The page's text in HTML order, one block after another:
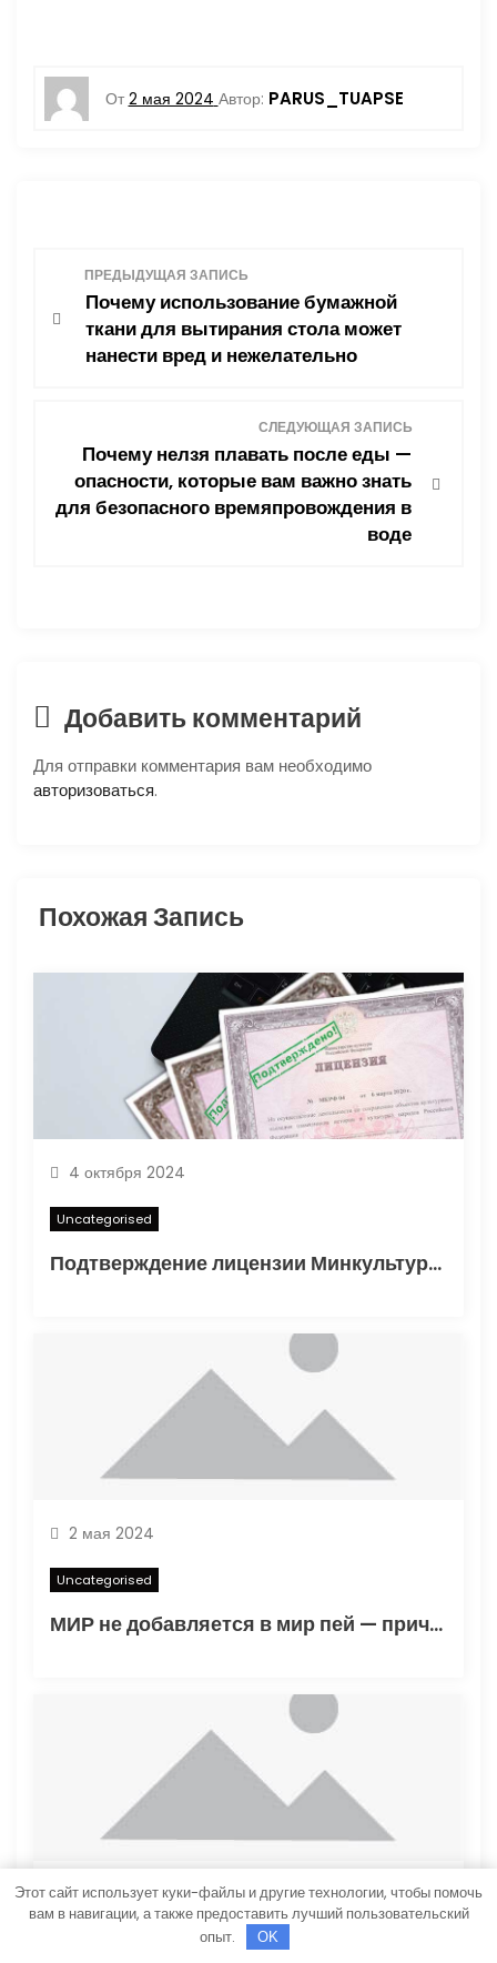
От 2 мая 2024 Автор: PARUS_TUAPSE
п
о
п
и
ПРЕДЫДУЩАЯ ЗАПИСЬ
Почему использование бумажной
ткани для вытирания стола может
нанести вред и нежелательно
СЛЕДУЮЩАЯ ЗАПИСЬ
Почему нелзя плавать после еды —
опасности, которые вам важно знать
для безопасного времяпровождения в
воде
Добавить комментарий
Для отправки комментария вам необходимо
авторизоваться.
Похожая Запись
4 октября 2024
Uncategorised
Подтверждение лицензии Минкультуры: Важные аспекты и процесс получения
2 мая 2024
Uncategorised
МИР не добавляется в мир пей — причины и решения
2 мая 2024
Этот сайт использует куки-файлы и другие технологии, чтобы помочь
вам в навигации, а также предоставить лучший пользовательский
опыт.
OK